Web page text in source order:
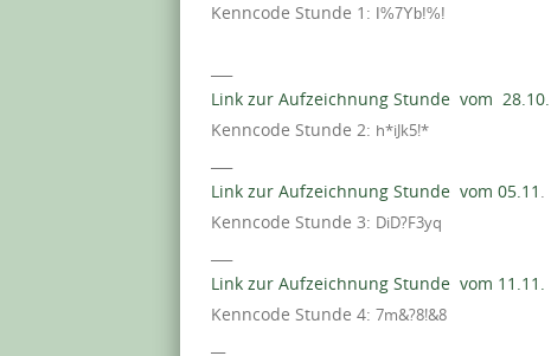
Kenncode Stunde 1: I%7Yb!%!
Link zur Aufzeichnung Stunde vom 28.10.
Kenncode Stunde 2: h*iJk5!*
Link zur Aufzeichnung Stunde vom 05.11 .
Kenncode Stunde 3: DiD?F3yq
Link zur Aufzeichnung Stunde vom 11.11.
Kenncode Stunde 4: 7m&?8!&8